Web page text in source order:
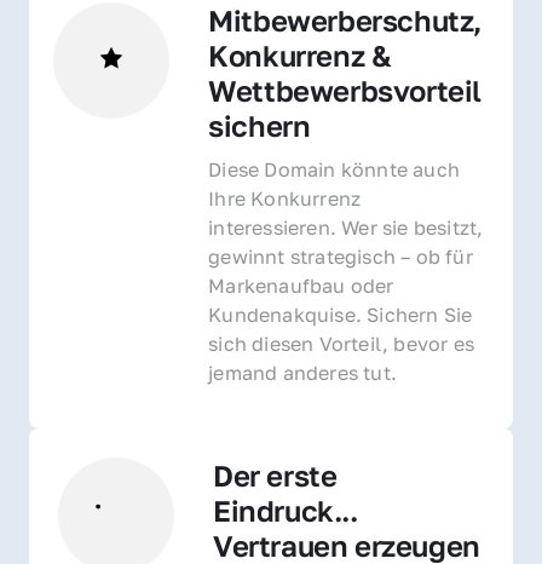
Mitbewerberschutz,
Konkurrenz &
Wettbewerbsvorteil
sichern
Diese Domain könnte auch
Ihre Konkurrenz
interessieren. Wer sie besitzt,
gewinnt strategisch – ob für
Markenaufbau oder
Kundenakquise. Sichern Sie
sich diesen Vorteil, bevor es
jemand anderes tut.
Der erste
Eindruck...
Vertrauen erzeugen